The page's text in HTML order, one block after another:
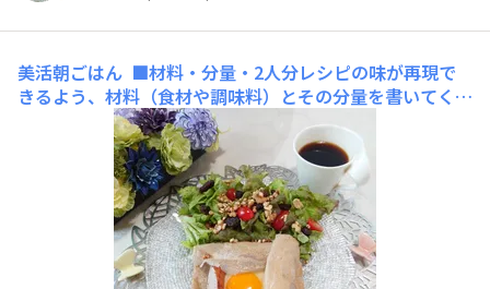
美活朝ごはん ■材料・分量・2人分レシピの味が再現で
きるよう、材料（食材や調味料）とその分量を書いてくだ
さい。・そばガレットミックス粉 50g・水 120cc・た
まご 2個・チーズinソーセージ8本・ビタミンCトマト
5個・クルミ 適量・レーズン 適量・べっぴんはとむ
ぎ 適量・米油 適量 ■